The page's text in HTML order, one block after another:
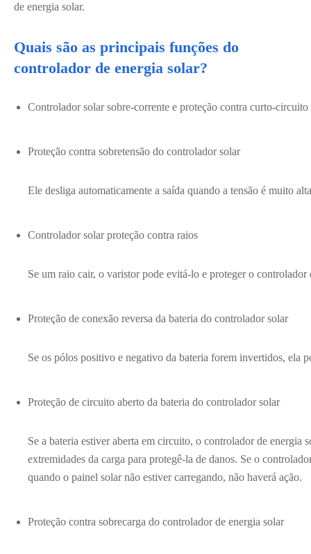
de energia solar.
Quais são as principais funções do
controlador de energia solar?
Controlador solar sobre-corrente e proteção contra curto-circuito
Proteção contra sobretensão do controlador solar
Ele desliga automaticamente a saída quando a tensão é muito
Controlador solar proteção contra raios
Se um raio cair, o varistor pode evitá-lo e proteger o controlador
Proteção de conexão reversa da bateria do controlador solar
Se os pólos positivo e negativo da bateria forem invertidos, ela
Proteção de circuito aberto da bateria do controlador solar
Se a bateria estiver aberta em circuito, o controlador de energia
extremidades da carga para protegê-la de danos. Se o
quando o painel solar não estiver carregando, não haverá ação.
Proteção contra sobrecarga do controlador de energia solar